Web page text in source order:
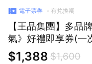
電子票券 有兌換期
【王品集團】多
氣》好禮即享券(一
$1,388 $1,600